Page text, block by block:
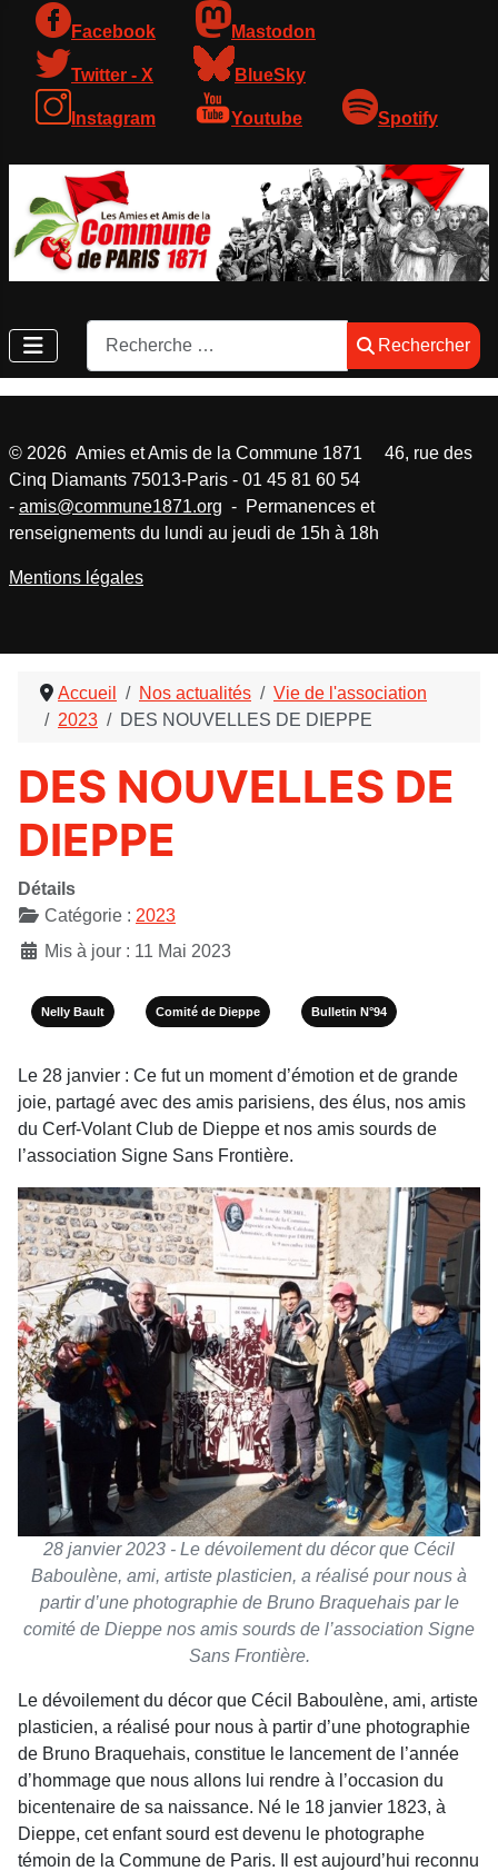
Facebook Mastodon
Twitter - X BlueSky
Instagram Youtube Spotify
Rechercher
Rechercher
Accueil Nos actualités
Vie de l'association
2023
DES NOUVELLES DE DIEPPE
DES NOUVELLES DE
DIEPPE
Détails
Catégorie : 2023
Mis à jour : 11 Mai 2023
Nelly Bault Comité de Dieppe Bulletin N°94
Le 28 janvier : Ce fut un moment d’émotion et de grande
joie, partagé avec des amis parisiens, des élus, nos amis
du Cerf-Volant Club de Dieppe et nos amis sourds de
l’association Signe Sans Frontière.
28 janvier 2023 - Le dévoilement du décor que Cécil
Baboulène, ami, artiste plasticien, a réalisé pour nous à
partir d’une photographie de Bruno Braquehais par le
comité de Dieppe nos amis sourds de l’association Signe
Sans Frontière.
Le dévoilement du décor que Cécil Baboulène, ami, artiste
plasticien, a réalisé pour nous à partir d’une photographie
de Bruno Braquehais, constitue le lancement de l’année
d’hommage que nous allons lui rendre à l’occasion du
bicentenaire de sa naissance. Né le 18 janvier 1823, à
Dieppe, cet enfant sourd est devenu le photographe
témoin de la Commune de Paris. Il est aujourd’hui reconnu
© 2026 Amies et Amis de la Commune 1871 46, rue des
Cinq Diamants 75013-Paris - 01 45 81 60 54
- amis@commune1871.org - Permanences et
renseignements du lundi au jeudi de 15h à 18h
Mentions légales